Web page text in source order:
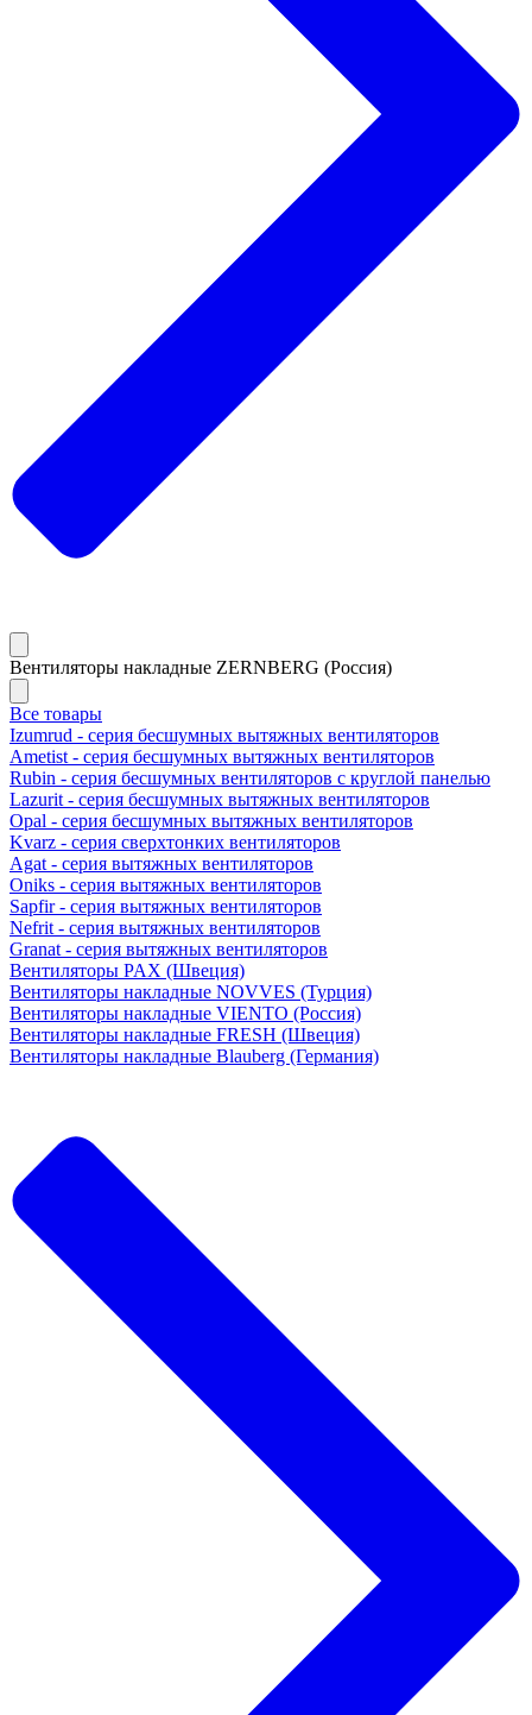
Вентиляторы накладные ZERNBERG (Россия)
Все товары
Izumrud - серия бесшумных вытяжных вентиляторов
Ametist - серия бесшумных вытяжных вентиляторов
Rubin - серия бесшумных вентиляторов с круглой панелью
Lazurit - серия бесшумных вытяжных вентиляторов
Opal - серия бесшумных вытяжных вентиляторов
Kvarz - серия сверхтонких вентиляторов
Agat - серия вытяжных вентиляторов
Oniks - серия вытяжных вентиляторов
Sapfir - серия вытяжных вентиляторов
Nefrit - серия вытяжных вентиляторов
Granat - серия вытяжных вентиляторов
Вентиляторы PAX (Швеция)
Вентиляторы накладные NOVVES (Турция)
Вентиляторы накладные VIENTO (Россия)
Вентиляторы накладные FRESH (Швеция)
Вентиляторы накладные Blauberg (Германия)